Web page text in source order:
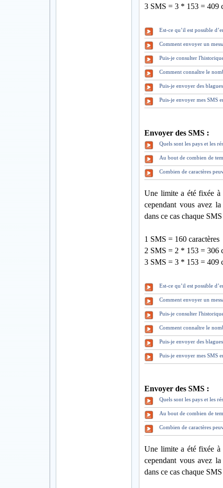
3 SMS = 3 * 153 = 409
Est-ce qu’il est possible
Comment envoyer un
Puis-je consulter
Comment connaître le
Puis-je envoyer des
Puis-je envoyer mes SMS
Envoyer des SMS :
Quels sont les pays et les
Au bout de combien de
Combien de caractères
Une limite a été fixée à
cependant vous avez
dans ce cas chaque
1 SMS = 160 caractères
2 SMS = 2 * 153 = 306
3 SMS = 3 * 153 = 409
Est-ce qu’il est possible
Comment envoyer un
Puis-je consulter
Comment connaître le
Puis-je envoyer des
Puis-je envoyer mes SMS
Envoyer des SMS :
Quels sont les pays et les
Au bout de combien de
Combien de caractères
Une limite a été fixée à
cependant vous avez
dans ce cas chaque